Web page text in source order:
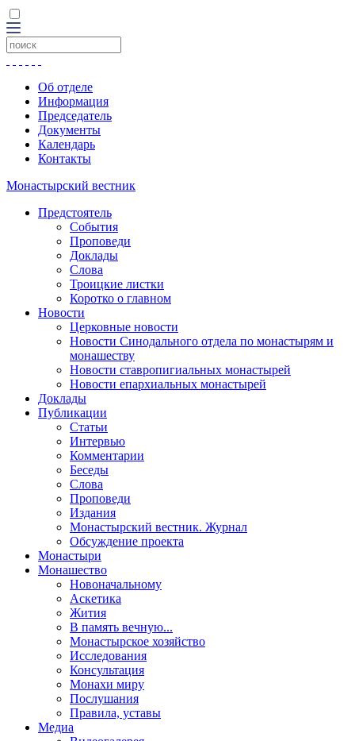
Об отделе
Информация
Председатель
Документы
Календарь
Контакты
Монастырский вестник
Предстоятель
События
Проповеди
Доклады
Слова
Троицкие листки
Коротко о главном
Новости
Церковные новости
Новости Синодального отдела по монастырям и
монашеству
Новости ставропигиальных монастырей
Новости епархиальных монастырей
Доклады
Публикации
Статьи
Интервью
Комментарии
Беседы
Слова
Проповеди
Издания
Монастырский вестник. Журнал
Обсуждение проекта
Монастыри
Монашество
Новоначальному
Аскетика
Жития
В память вечную...
Монастырское хозяйство
Исследования
Консультация
Монахи миру
Послушания
Правила, уставы
Медиа